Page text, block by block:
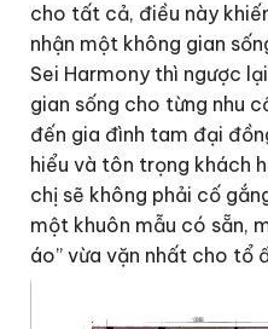
cho tất cả, điều này
nhận một không gian
Sei Harmony thì ngược
gian sống cho từng nhu
đến gia đình tam đại
hiểu và tôn trọng khách
chị sẽ không phải cố
một khuôn mẫu có sẵn,
áo” vừa vặn nhất cho tổ